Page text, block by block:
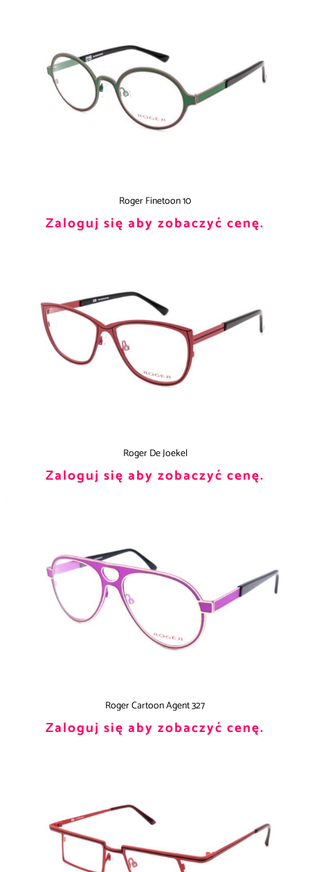
Roger Finetoon 10
Zaloguj się aby zobaczyć cenę.
Roger De Joekel
Zaloguj się aby zobaczyć cenę.
Roger Cartoon Agent 327
Zaloguj się aby zobaczyć cenę.